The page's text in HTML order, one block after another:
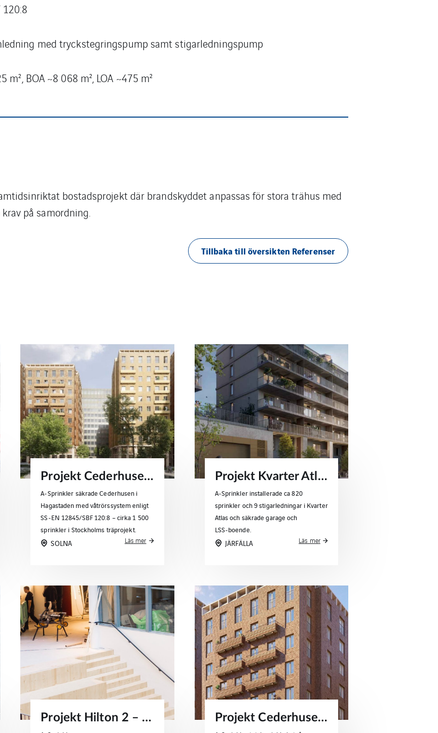
120:8
med tryckstegringspump samt stigarledningspump
m², BOA ~8 068 m², LOA ~475 m²
bostadsprojekt där brandskyddet anpassas för stora trähus med
på samordning.
Tillbaka till översikten Referenser
Projekt Cederhusen – flerbostadshus i massivträ
A‑Sprinkler säkrade Cederhusen i
Hagastaden med våtrörssystem enligt
SS‑EN 12845/SBF 120:8 – cirka 1 500
sprinkler i Stockholms träprojekt.
SOLNA Läs mer
Projekt Kvarter Atlas – sprinklerlösningar för bostäder & lokaler
A‑Sprinkler installerade ca 820
sprinkler och 9 stigarledningar i Kvarter
Atlas och säkrade garage och
LSS‑boende.
JÄRFÄLLA Läs mer
Projekt Hilton 2 – sprinklerlösningar för kontorsfastigheter Projekt Cederhusen – sprinklerlösningar för flerbostadshus